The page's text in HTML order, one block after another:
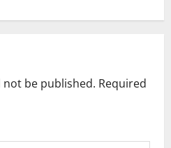
be published. Required